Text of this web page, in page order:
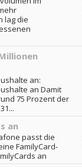
lag die
an:
an Damit
75 Prozent der
an
passt die
FamilyCard-
an